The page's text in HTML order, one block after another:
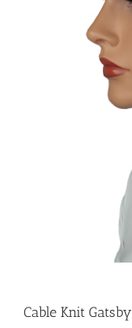
Cable Knit Gatsby